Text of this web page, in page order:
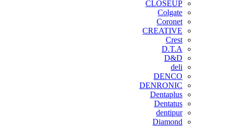
CLOSEUP
Colgate
Coronet
CREATIVE
Crest
D.T.A
D&D
deli
DENCO
DENRONIC
Dentaplus
Dentatus
dentipur
‌Diamond